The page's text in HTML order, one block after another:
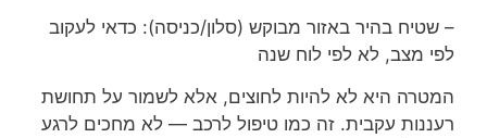
– שטיח בהיר באזור מבוקש (סלון/כניסה): כדאי לעקוב
לפי מצב, לא לפי לוח שנה
המטרה היא לא להיות לחוצים, אלא לשמור על תחושת
רעננות עקבית. זה כמו טיפול לרכב — לא מחכים לרגע